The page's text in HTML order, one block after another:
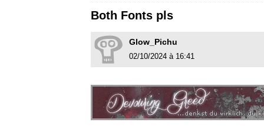
Both Fonts pls
Glow_Pichu
02/10/2024 à 16:41